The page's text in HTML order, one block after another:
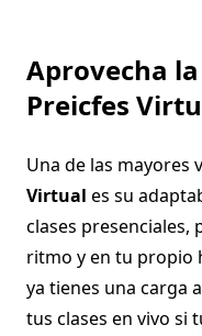
Aprovecha
Preicfes
Una de las mayores
Virtual es su
clases presenciales,
ritmo y en tu propio
ya tienes una carga
tus clases en vivo si